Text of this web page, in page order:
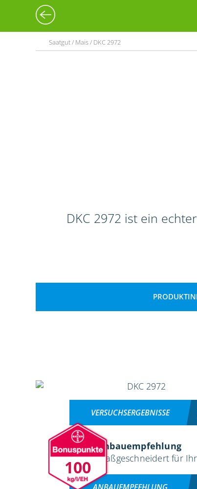
Saatgut / Mais / DKC 2972
DKC 2972 ist ein
100
VERSUCHSERGEBNISSE
Anbauempfehlung
maßgeschneidert für